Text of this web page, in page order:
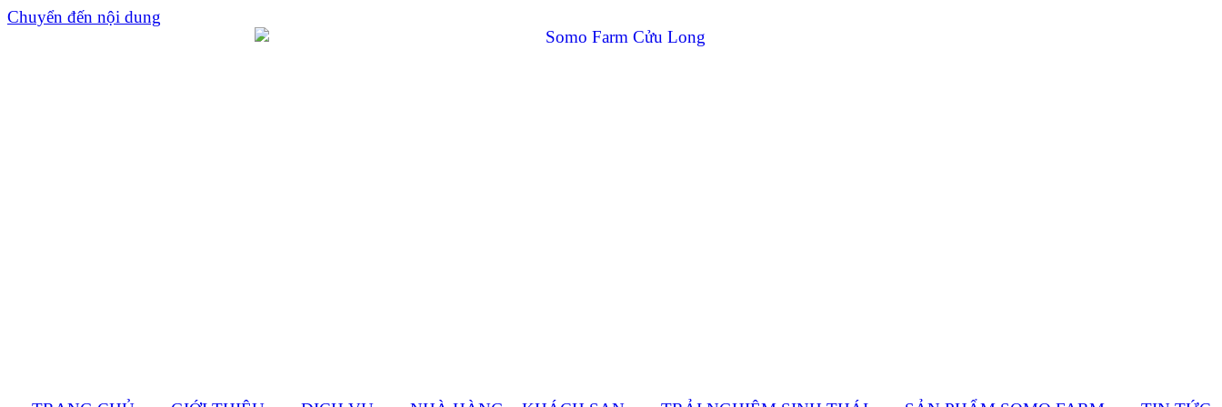
Chuyển đến nội dung